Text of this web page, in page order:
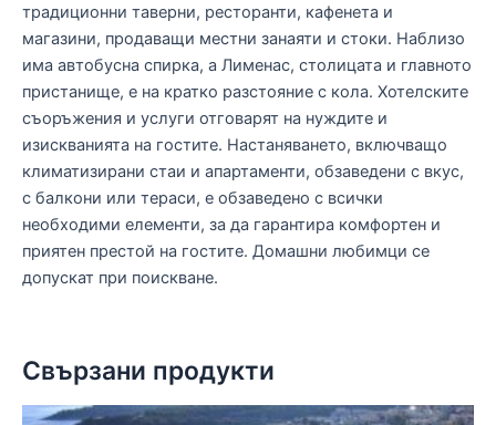
традиционни таверни, ресторанти, кафенета и
магазини, продаващи местни занаяти и стоки. Наблизо
има автобусна спирка, а Лименас, столицата и главното
пристанище, е на кратко разстояние с кола. Хотелските
съоръжения и услуги отговарят на нуждите и
изискванията на гостите. Настаняването, включващо
климатизирани стаи и апартаменти, обзаведени с вкус,
с балкони или тераси, е обзаведено с всички
необходими елементи, за да гарантира комфортен и
приятен престой на гостите. Домашни любимци се
допускат при поискване.
Свързани продукти